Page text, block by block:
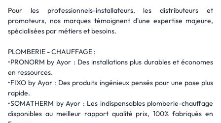
Pour les professionnels-installateurs, les distributeurs et
promoteurs, nos marques témoignent d'une expertise majeure,
spécialisées par métiers et besoins.
PLOMBERIE - CHAUFFAGE :
•PRONORM by Ayor : Des installations plus durables et économes
en ressources.
•FIXO by Ayor : Des produits ingénieux pensés pour une pose plus
rapide.
•SOMATHERM by Ayor : Les indispensables plomberie-chauffage
disponibles au meilleur rapport qualité prix, 100% fabriqués en